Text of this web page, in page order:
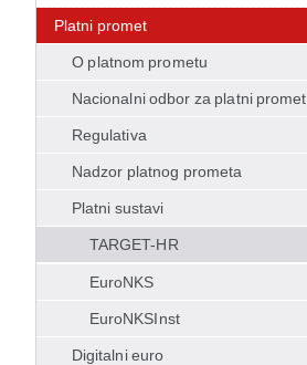
Platni promet
O platnom prometu
Nacionalni odbor za platni promet
Regulativa
Nadzor platnog prometa
Platni sustavi
TARGET-HR
EuroNKS
EuroNKSInst
Digitalni euro